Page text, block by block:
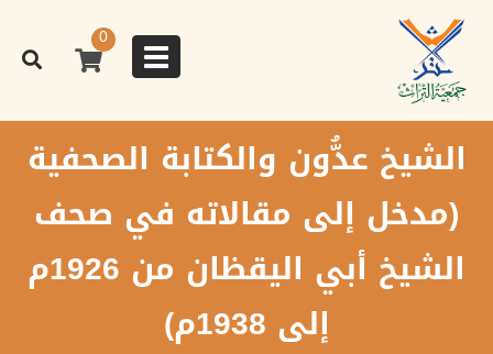
المحتوى
الرئيسي
Toggle
navigation
0
الشيخ عدُّون والكتابة الصحفية
(مدخل إلى مقالاته في صحف
الشيخ أبي اليقظان من 1926م
إلى 1938م)